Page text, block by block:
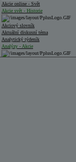
Akcie online - Svět
Akcie svět - Historie
Akciový slovník
Aktuální diskusní téma
Analytický týdeník
Analýzy - Akcie